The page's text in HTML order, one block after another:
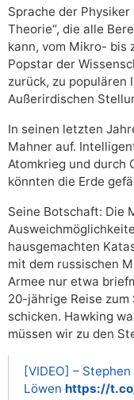
Sprache der
Theorie“, die alle
kann, vom Mikro- bis
Popstar der
zurück, zu populären
Außerirdischen
In seinen letzten
Mahner auf.
Atomkrieg und durch
könnten die Erde
Seine Botschaft: Die
hausgemachten
mit dem russischen
Armee nur etwa
20-jährige Reise
schicken. Hawking
müssen wir zu den
[VIDEO] –
Löwen https://